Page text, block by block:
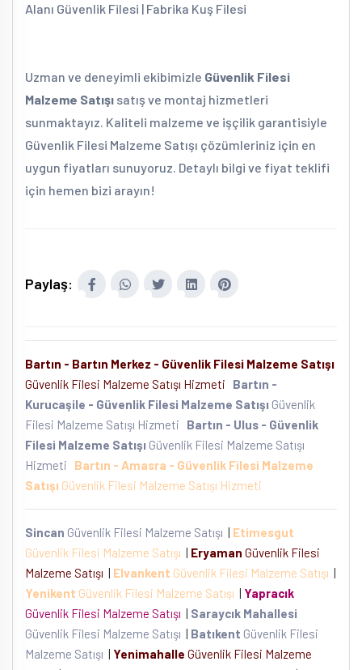
Alanı Güvenlik Filesi | Fabrika Kuş Filesi
Uzman ve deneyimli ekibimizle Güvenlik Filesi
Malzeme Satışı satış ve montaj hizmetleri
sunmaktayız. Kaliteli malzeme ve işçilik garantisiyle
Güvenlik Filesi Malzeme Satışı çözümleriniz için en
uygun fiyatları sunuyoruz. Detaylı bilgi ve fiyat teklifi
için hemen bizi arayın!
Paylaş:
Bartın - Bartın Merkez - Güvenlik Filesi Malzeme Satışı
Güvenlik Filesi Malzeme Satışı Hizmeti
Bartın -
Kurucaşile - Güvenlik Filesi Malzeme Satışı Güvenlik
Filesi Malzeme Satışı Hizmeti
Bartın - Ulus - Güvenlik
Filesi Malzeme Satışı Güvenlik Filesi Malzeme Satışı
Hizmeti
Bartın - Amasra - Güvenlik Filesi Malzeme
Satışı Güvenlik Filesi Malzeme Satışı Hizmeti
Sincan Güvenlik Filesi Malzeme Satışı | Etimesgut
Güvenlik Filesi Malzeme Satışı | Eryaman Güvenlik Filesi
Malzeme Satışı | Elvankent Güvenlik Filesi Malzeme Satışı |
Yenikent Güvenlik Filesi Malzeme Satışı | Yapracık
Güvenlik Filesi Malzeme Satışı | Saraycık Mahallesi
Güvenlik Filesi Malzeme Satışı | Batıkent Güvenlik Filesi
Malzeme Satışı | Yenimahalle Güvenlik Filesi Malzeme